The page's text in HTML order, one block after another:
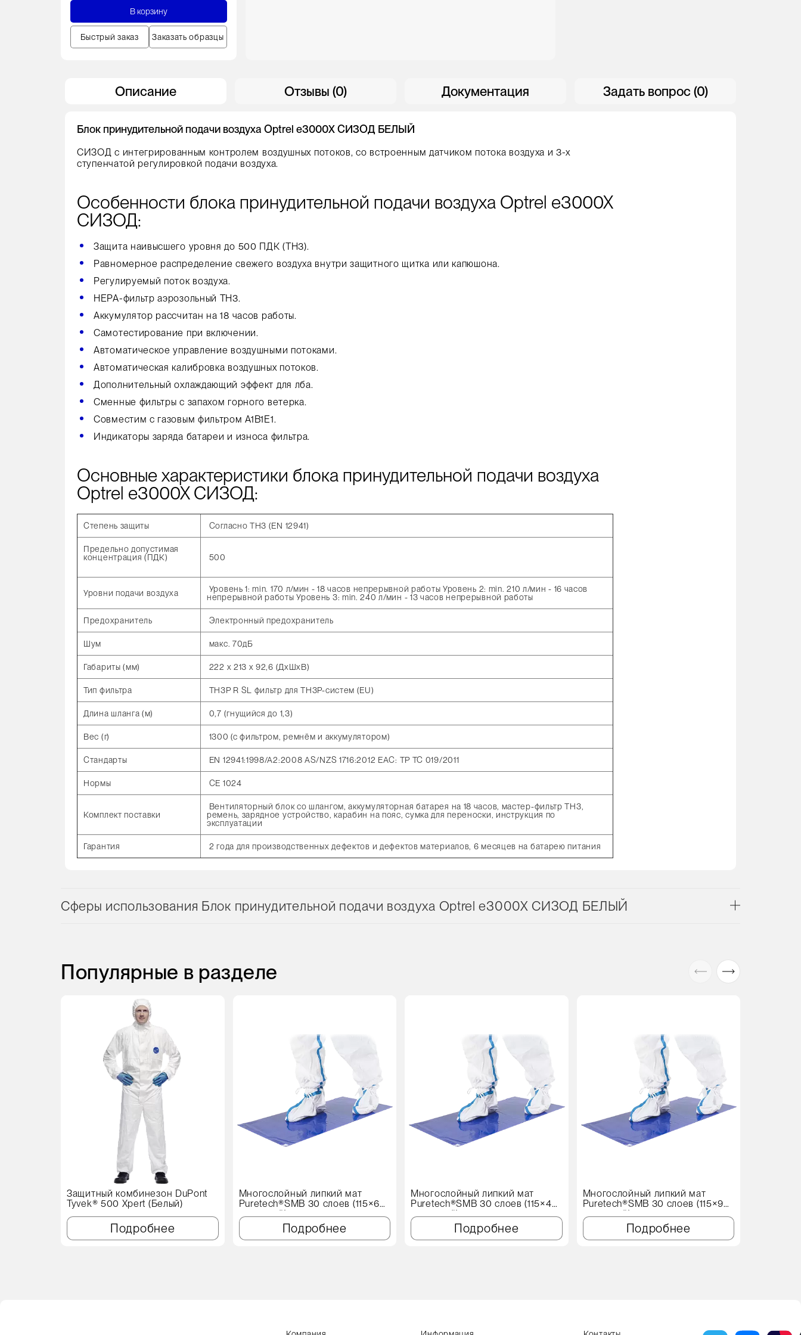
В корзину
Быстрый заказ Заказать образцы
Описание Отзывы (0) Документация Задать вопрос (0)
Блок принудительной подачи воздуха Optrel e3000X СИЗОД БЕЛЫЙ
СИЗОД с интегрированным контролем воздушных потоков, со встроенным датчиком потока воздуха и 3-х
ступенчатой регулировкой подачи воздуха.
Особенности блока принудительной подачи воздуха Optrel e3000X
СИЗОД:
Защита наивысшего уровня до 500 ПДК (TH3).
Равномерное распределение свежего воздуха внутри защитного щитка или капюшона.
Регулируемый поток воздуха.
НЕРА-фильтр аэрозольный ТН3.
Аккумулятор рассчитан на 18 часов работы.
Самотестирование при включении.
Автоматическое управление воздушными потоками.
Автоматическая калибровка воздушных потоков.
Дополнительный охлаждающий эффект для лба.
Сменные фильтры с запахом горного ветерка.
Совместим с газовым фильтром A1B1E1.
Индикаторы заряда батареи и износа фильтра.
Основные характеристики блока принудительной подачи воздуха
Optrel e3000X СИЗОД:
Степень защиты Согласно TH3 (EN 12941)
Предельно допустимая
концентрация (ПДК)
500
Уровни подачи воздуха
Уровень 1: min. 170 л/мин - 18 часов непрерывной работы Уровень 2: min. 210 л/мин - 16 часов
непрерывной работы Уровень 3: min. 240 л/мин - 13 часов непрерывной работы
Предохранитель Электронный предохранитель
Шум макс. 70дБ
Габариты (мм) 222 x 213 x 92,6 (ДxШxВ)
Тип фильтра TH3P R SL фильтр для TH3P-систем (EU)
Длина шланга (м) 0,7 (гнущийся до 1,3)
Вес (г) 1300 (с фильтром, ремнём и аккумулятором)
Стандарты EN 12941:1998/A2:2008 AS/NZS 1716:2012 EAC: TP TC 019/2011
Нормы CE 1024
Комплект поставки
Вентиляторный блок со шлангом, аккумуляторная батарея на 18 часов, мастер-фильтр TH3,
ремень, зарядное устройство, карабин на пояс, сумка для переноски, инструкция по
эксплуатации
Гарантия 2 года для производственных дефектов и дефектов материалов, 6 месяцев на батарею питания
Сферы использования Блок принудительной подачи воздуха Optrel e3000X СИЗОД БЕЛЫЙ
Популярные в разделе
Защитный комбинезон DuPont
Tyvek® 500 Xpert (Белый)
Подробнее
Многослойный липкий мат
Puretech®SMB 30 слоев (115×60
см, синий)
Подробнее
Многослойный липкий мат
Puretech®SMB 30 слоев (115×45
см, синий)
Подробнее
Многослойный липкий мат
Puretech®SMB 30 слоев (115×90
см, синий)
Подробнее